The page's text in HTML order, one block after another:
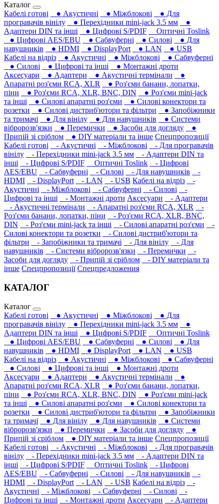
Каталог
Кабелі готові
● Акустичні ● Міжблокові
● Для
програвачів вінілу
● Перехідники mini-jack 3.5 мм
●
Адаптери DIN та інші
● Цифрові S/PDIF
Оптичні Toslink
● Цифрові AES/EBU
● Сабвуферні ● Силові
● Для
навушників‎
● HDMI ● DisplayPort ● LAN
● USB
Кабелі на відріз
● Акустичні ● Міжблокові
● Сабвуферні
● Силові
● Цифрові та інші
● Монтажні дроти
Аксесуари
● Адаптери ● Акустичні термінали
●
Апаратні роз'єми RCA, XLR
● Роз'єми банани, лопатки,
піни
● Роз'єми RCA, XLR, BNC, DIN
● Роз'єми mini-jack
та інші
● Силові апаратні роз'єми
● Силові конектори та
розетки
● Силові дистриб'ютори та фільтри
● Запобіжники
та тримачі
● Для вінілу ● Для навушників‎
● Системи
вібророзв'язки
● Перемички ● Засоби для догляду
●
Припій зі сріблом
● DIY матеріали та інше Спецпропозиції
Кабелі готові
- Акустичні - Міжблокові
- Для програвачів
вінілу
- Перехідники mini-jack 3.5 мм
- Адаптери DIN та
інші
- Цифрові S/PDIF Оптичні Toslink
- Цифрові
AES/EBU
- Сабвуферні - Силові - Для навушників‎
-
HDMI
- DisplayPort - LAN - USB Кабелі на відріз
-
Акустичні
- Міжблокові - Сабвуферні - Силові
-
Цифрові та інші
- Монтажні дроти Аксесуари
- Адаптери
- Акустичні термінали
- Апаратні роз'єми RCA, XLR
-
Роз'єми банани, лопатки, піни
- Роз'єми RCA, XLR, BNC,
DIN
- Роз'єми mini-jack та інші - Силові апаратні роз'єми
-
Силові конектори та розетки
- Силові дистриб'ютори та
фільтри
- Запобіжники та тримачі - Для вінілу
- Для
навушників‎
- Системи вібророзв'язки - Перемички
-
Засоби для догляду
- Припій зі сріблом
- DIY матеріали та
інше Спецпропозиції Спецпредложения
КАТАЛОГ
Каталог
Кабелі готові
● Акустичні ● Міжблокові
● Для
програвачів вінілу
● Перехідники mini-jack 3.5 мм
●
Адаптери DIN та інші
● Цифрові S/PDIF
Оптичні Toslink
● Цифрові AES/EBU
● Сабвуферні ● Силові
● Для
навушників‎
● HDMI ● DisplayPort ● LAN
● USB
Кабелі на відріз
● Акустичні ● Міжблокові
● Сабвуферні
● Силові
● Цифрові та інші
● Монтажні дроти
Аксесуари
● Адаптери ● Акустичні термінали
●
Апаратні роз'єми RCA, XLR
● Роз'єми банани, лопатки,
піни
● Роз'єми RCA, XLR, BNC, DIN
● Роз'єми mini-jack
та інші
● Силові апаратні роз'єми
● Силові конектори та
розетки
● Силові дистриб'ютори та фільтри
● Запобіжники
та тримачі
● Для вінілу ● Для навушників‎
● Системи
вібророзв'язки
● Перемички ● Засоби для догляду
●
Припій зі сріблом
● DIY матеріали та інше Спецпропозиції
Кабелі готові
- Акустичні - Міжблокові
- Для програвачів
вінілу
- Перехідники mini-jack 3.5 мм
- Адаптери DIN та
інші
- Цифрові S/PDIF Оптичні Toslink
- Цифрові
AES/EBU
- Сабвуферні - Силові - Для навушників‎
-
HDMI
- DisplayPort - LAN - USB Кабелі на відріз
-
Акустичні
- Міжблокові - Сабвуферні - Силові
-
Цифрові та інші
- Монтажні дроти Аксесуари - Адаптери